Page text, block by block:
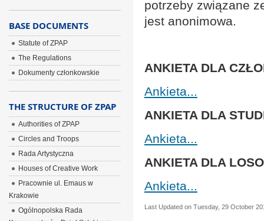
potrzeby związane
jest anonimowa.
ANKIETA DLA
Ankieta...
ANKIETA DLA
Ankieta...
ANKIETA DLA
Ankieta...
Last Updated on Tuesday, 29 October
BASE DOCUMENTS
Statute of ZPAP
The Regulations
Dokumenty członkowskie
THE STRUCTURE OF ZPAP
Authorities of ZPAP
Circles and Troops
Rada Artystyczna
Houses of Creative Work
Pracownie ul. Emaus w
Krakowie
Ogólnopolska Rada